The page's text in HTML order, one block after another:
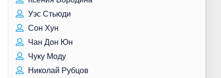
Уэс Стьюди
Сон Хун
Чан Дон Юн
Чуку Моду
Николай Рубцов